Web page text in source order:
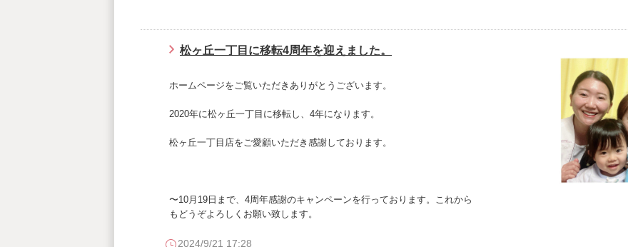
松ヶ丘一丁目に移転4周年を迎えました。
ホームページをご覧いただきありがとうございます。
2020年に松ヶ丘一丁目に移転し、4年になります。
松ヶ丘一丁目店をご愛顧いただき感謝しております。
〜10月19日まで、4周年感謝のキャンペーンを行っております。これから
もどうぞよろしくお願い致します。
2024/9/21 17:28